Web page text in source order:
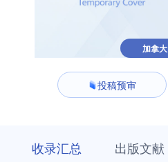
加拿大
投稿预审
收录汇总 出版文献